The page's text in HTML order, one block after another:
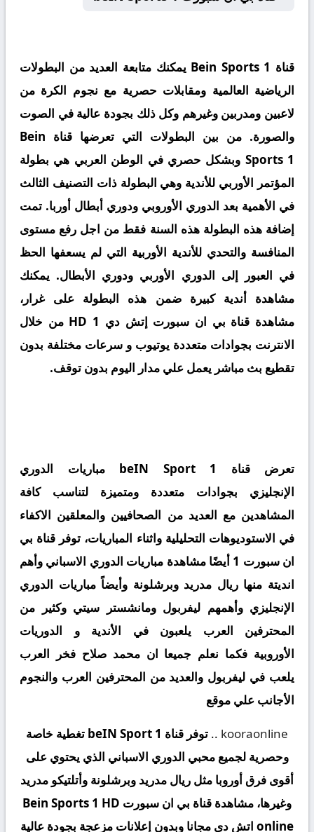
قناة Bein Sports 1 يمكنك متابعة العديد من البطولات
الرياضية العالمية ومقابلات حصرية مع نجوم الكرة من
لاعبين ومدربين وغيرهم وكل ذلك بجودة عالية في الصوت
والصورة. من بين البطولات التي تعرضها قناة Bein
Sports 1 وبشكل حصري في الوطن العربي هي بطولة
المؤتمر الأوربي للأندية وهي البطولة ذات التصنيف الثالث
في الأهمية بعد الدوري الأوروبي ودوري أبطال أوربا. تمت
إضافة هذه البطولة هذه السنة فقط من اجل رفع مستوى
المنافسة والتحدي للأندية الأوربية التي لم يسعفها الحظ
في العبور إلى الدوري الأوربي ودوري الأبطال. يمكنك
مشاهدة أندية كبيرة ضمن هذه البطولة على غرار،
مشاهدة قناة بي ان سبورت إتش دي HD 1 من خلال
الانترنت بجوادات متعددة يوتيوب و سرعات مختلفة بدون
تقطيع بث مباشر يعمل علي مدار اليوم بدون توقف.
تعرض قناة beIN Sport 1 مباريات الدوري
الإنجليزي بجوادات متعددة ومتميزة لتناسب كافة
المشاهدين مع العديد من الصحافيين والمعلقين الاكفاء
في الاستوديوهات التحليلية واثناء المباريات، توفر قناة بي
ان سبورت 1 أيضًا مشاهدة مباريات الدوري الاسباني وأهم
انديتة منها ريال مدريد وبرشلونة وأيضاً مباريات الدوري
الإنجليزي وأهمهم ليفربول ومانشستر سيتي وكثير من
المحترفين العرب يلعبون في الأندية و الدوريات
الأوروبية فكما نعلم جميعا ان محمد صلاح فخر العرب
يلعب في ليفربول والعديد من المحترفين العرب والنجوم
الأجانب علي موقع
kooraonline
.
.
توفر قناة beIN Sport 1 تغطية خاصة
وحصرية لجميع محبي الدوري الاسباني الذي يحتوي على
أقوى فرق أوروبا مثل ريال مدريد وبرشلونة وأتلتيكو مدريد
وغيرها، مشاهدة قناة بي ان سبورت Bein Sports 1 HD
online اتش دي مجانا وبدون إعلانات مزعجة بجودة عالية